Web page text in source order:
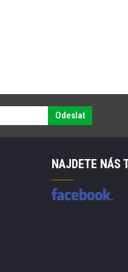
Odeslat
NAJDETE NÁS